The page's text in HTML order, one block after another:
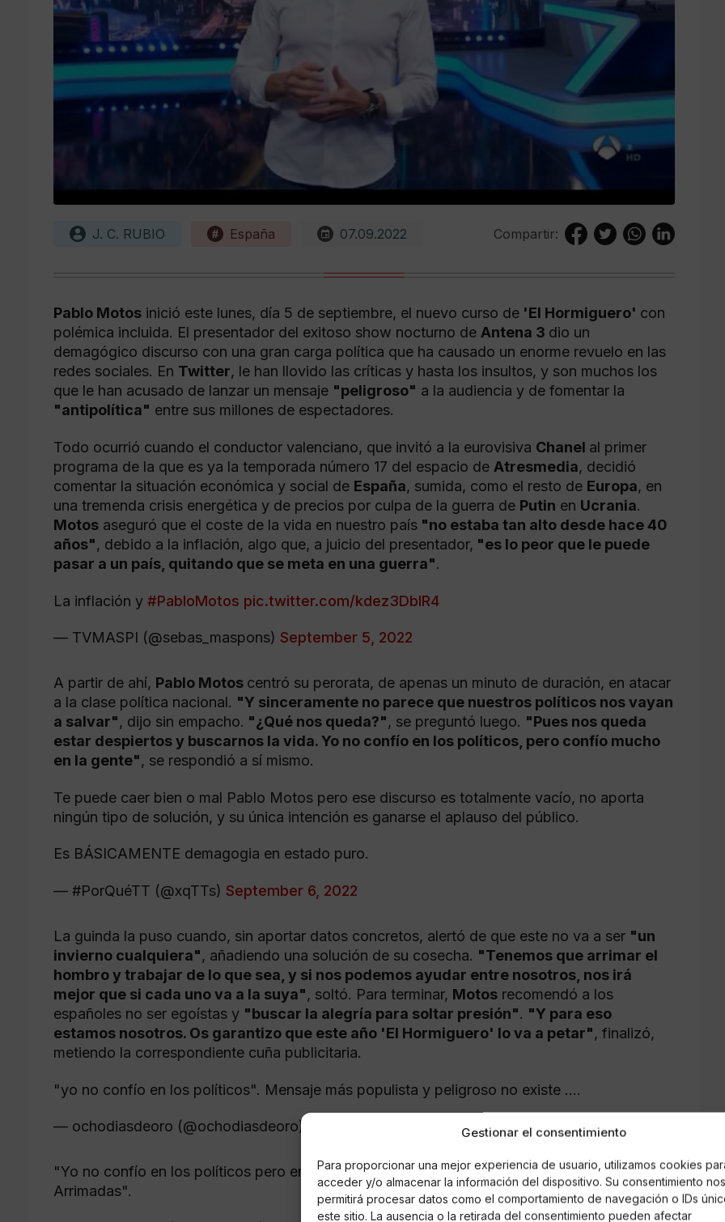
Gestionar el consentimiento
Para proporcionar una mejor experiencia de usuario, utilizamos cookies
acceder y/o almacenar la información del dispositivo. Su consentimiento nos
permitirá procesar datos como el comportamiento de navegación o IDs
este sitio. La ausencia o la retirada del consentimiento pueden afectar
J. C. RUBIO España 07.09.2022 Compartir:
Pablo Motos inició este lunes, día 5 de septiembre, el nuevo curso de 'El Hormiguero' con
polémica incluida. El presentador del exitoso show nocturno de Antena 3 dio un
demagógico discurso con una gran carga política que ha causado un enorme revuelo en las
redes sociales. En Twitter, le han llovido las críticas y hasta los insultos, y son muchos los
que le han acusado de lanzar un mensaje "peligroso" a la audiencia y de fomentar la
"antipolítica" entre sus millones de espectadores.
Todo ocurrió cuando el conductor valenciano, que invitó a la eurovisiva Chanel al primer
programa de la que es ya la temporada número 17 del espacio de Atresmedia, decidió
comentar la situación económica y social de España, sumida, como el resto de Europa, en
una tremenda crisis energética y de precios por culpa de la guerra de Putin en Ucrania.
Motos aseguró que el coste de la vida en nuestro país "no estaba tan alto desde hace 40
años", debido a la inflación, algo que, a juicio del presentador, "es lo peor que le puede
pasar a un país, quitando que se meta en una guerra".
La inflación y #PabloMotos pic.twitter.com/kdez3DblR4
— TVMASPI (@sebas_maspons) September 5, 2022
A partir de ahí, Pablo Motos centró su perorata, de apenas un minuto de duración, en atacar
a la clase política nacional. "Y sinceramente no parece que nuestros políticos nos vayan
a salvar", dijo sin empacho. "¿Qué nos queda?", se preguntó luego. "Pues nos queda
estar despiertos y buscarnos la vida. Yo no confío en los políticos, pero confío mucho
en la gente", se respondió a sí mismo.
Te puede caer bien o mal Pablo Motos pero ese discurso es totalmente vacío, no aporta
ningún tipo de solución, y su única intención es ganarse el aplauso del público.
Es BÁSICAMENTE demagogia en estado puro.
— #PorQuéTT (@xqTTs) September 6, 2022
La guinda la puso cuando, sin aportar datos concretos, alertó de que este no va a ser "un
invierno cualquiera", añadiendo una solución de su cosecha. "Tenemos que arrimar el
hombro y trabajar de lo que sea, y si nos podemos ayudar entre nosotros, nos irá
mejor que si cada uno va a la suya", soltó. Para terminar, Motos recomendó a los
españoles no ser egoístas y "buscar la alegría para soltar presión". "Y para eso
estamos nosotros. Os garantizo que este año 'El Hormiguero' lo va a petar", finalizó,
metiendo la correspondiente cuña publicitaria.
"yo no confío en los políticos". Mensaje más populista y peligroso no existe ….
— ochodiasdeoro (@ochodiasdeoro)
"Yo no confío en los políticos pero en las próximas elecciones votaré a Feijóo o a
Arrimadas".